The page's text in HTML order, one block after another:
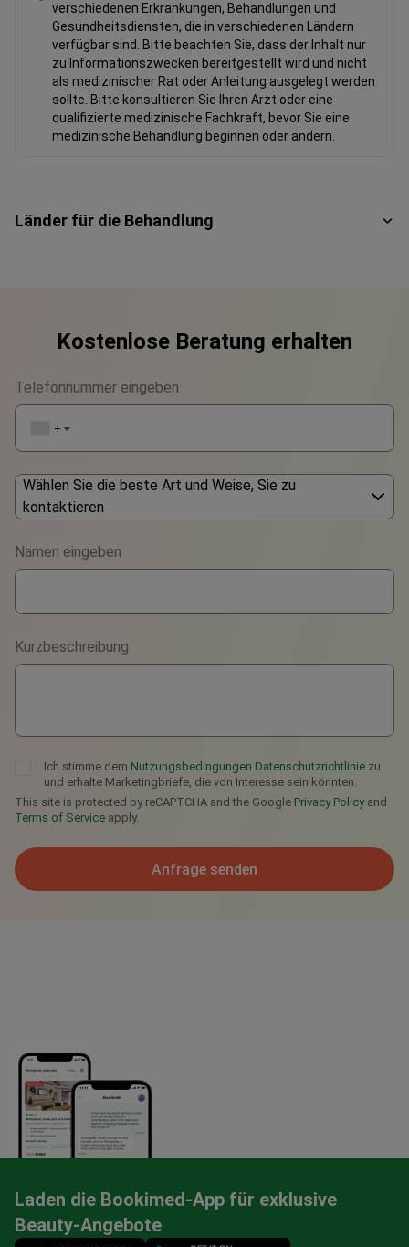
verschiedenen Erkrankungen, Behandlungen und
Gesundheitsdiensten, die in verschiedenen Ländern
verfügbar sind. Bitte beachten Sie, dass der Inhalt nur
zu Informationszwecken bereitgestellt wird und nicht
als medizinischer Rat oder Anleitung ausgelegt werden
sollte. Bitte konsultieren Sie Ihren Arzt oder eine
qualifizierte medizinische Fachkraft, bevor Sie eine
medizinische Behandlung beginnen oder ändern.
Länder für die Behandlung
Kostenlose Beratung erhalten
Telefonnummer eingeben
+1▼
Wählen Sie die beste Art und Weise, Sie zu
kontaktieren
WhatsApp
Viber
Telegram
Namen eingeben
Kurzbeschreibung
Ich stimme dem Nutzungsbedingungen Datenschutzrichtlinie zu
und erhalte Marketingbriefe, die von Interesse sein könnten.
This site is protected by reCAPTCHA and the Google Privacy Policyand
Terms of Service apply.
Anfrage senden
Laden die Bookimed-App für exklusive
Beauty-Angebote